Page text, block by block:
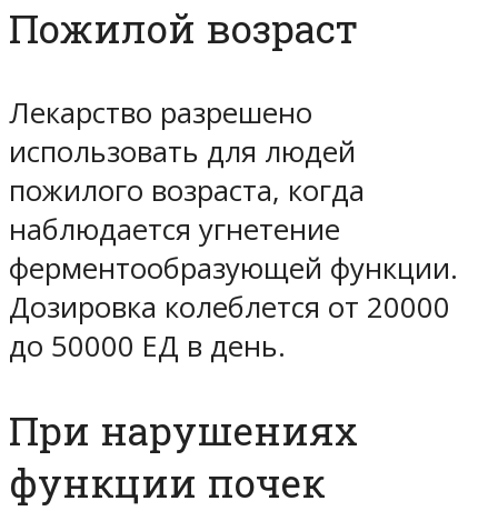
Пожилой возраст
Лекарство разрешено
использовать для людей
пожилого возраста, когда
наблюдается угнетение
ферментообразующей функции.
Дозировка колеблется от 20000
до 50000 ЕД в день.
При нарушениях
функции почек